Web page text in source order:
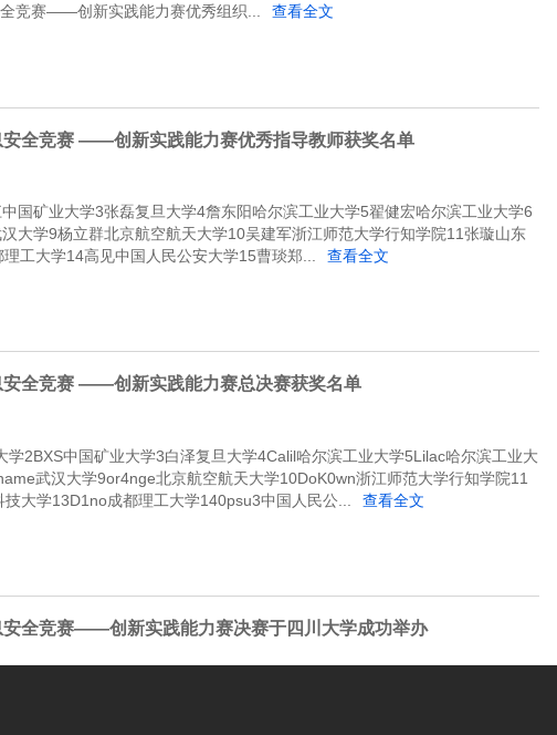
竞赛——创新实践能力赛优秀组织...
查看全文
安全竞赛 ——创新实践能力赛优秀指导教师获奖名单
国矿业大学3张磊复旦大学4詹东阳哈尔滨工业大学5翟健宏哈尔滨工业大学6
大学9杨立群北京航空航天大学10吴建军浙江师范大学行知学院11张璇山东
工大学14高见中国人民公安大学15曹琰郑...
查看全文
安全竞赛 ——创新实践能力赛总决赛获奖名单
2BXS中国矿业大学3白泽复旦大学4Calil哈尔滨工业大学5Lilac哈尔滨工业大
武汉大学9or4nge北京航空航天大学10DoK0wn浙江师范大学行知学院11
大学13D1no成都理工大学140psu3中国人民公...
查看全文
安全竞赛——创新实践能力赛决赛于四川大学成功举办